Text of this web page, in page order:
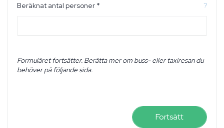
Beräknat antal personer * ?
Formuläret fortsätter. Berätta mer om buss- eller taxiresan du
behöver på följande sida.
Fortsätt